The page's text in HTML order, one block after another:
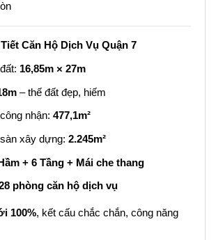
Căn Hộ Dịch Vụ Quận 7
16,85m × 27m
– thế đất đẹp, hiếm
nhận: 477,1m²
xây dựng: 2.245m²
+ 6 Tầng + Mái che thang
phòng căn hộ dịch vụ
100%, kết cấu chắc chắn, công năng